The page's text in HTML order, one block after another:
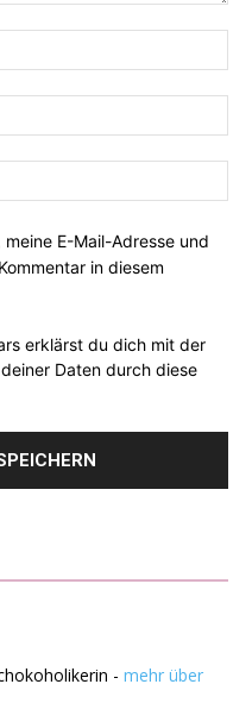
E-Mail-Adresse und
in diesem
erklärst du dich mit der
Daten durch diese
- mehr über